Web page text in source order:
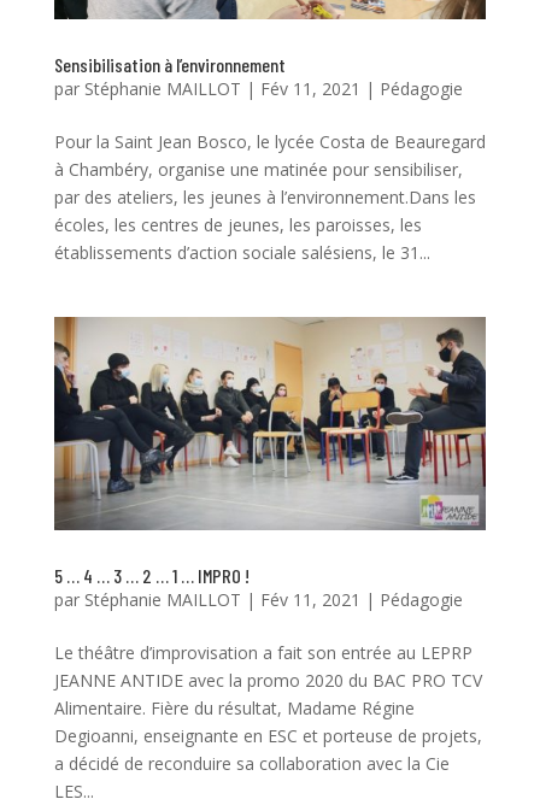
Sensibilisation à l’environnement
par Stéphanie MAILLOT | Fév 11, 2021 | Pédagogie
Pour la Saint Jean Bosco, le lycée Costa de Beauregard
à Chambéry, organise une matinée pour sensibiliser,
par des ateliers, les jeunes à l’environnement.Dans les
écoles, les centres de jeunes, les paroisses, les
établissements d’action sociale salésiens, le 31...
5 … 4 … 3 … 2 … 1 … IMPRO !
par Stéphanie MAILLOT | Fév 11, 2021 | Pédagogie
Le théâtre d’improvisation a fait son entrée au LEPRP
JEANNE ANTIDE avec la promo 2020 du BAC PRO TCV
Alimentaire. Fière du résultat, Madame Régine
Degioanni, enseignante en ESC et porteuse de projets,
a décidé de reconduire sa collaboration avec la Cie
LES...